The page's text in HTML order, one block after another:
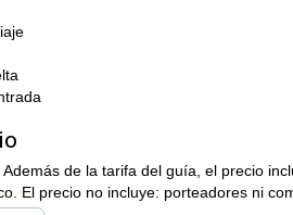
de uno de los pocos volcanes en el
al asombroso volcán Villarrica
de la tarifa del guía, el precio
El precio no incluye: porteadores ni